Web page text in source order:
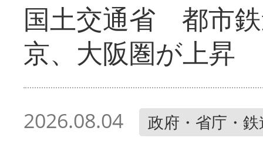
国土交通省 都市
京、大阪圏が上昇
2026.08.04 政府・省庁・